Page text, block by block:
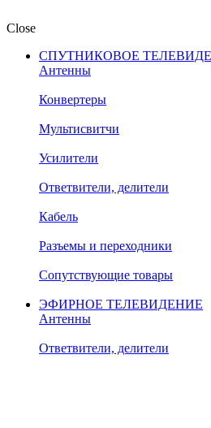
Close
СПУТНИКОВОЕ
Антенны
Конвертеры
Мультисвитчи
Усилители
Ответвители, делители
Кабель
Разъемы и переходники
Сопутствующие товары
ЭФИРНОЕ ТЕЛЕВИДЕНИЕ
Антенны
Ответвители, делители